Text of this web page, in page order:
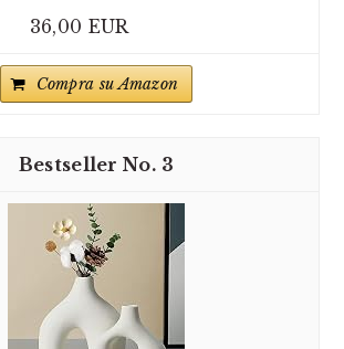
36,00 EUR
Compra su Amazon
3